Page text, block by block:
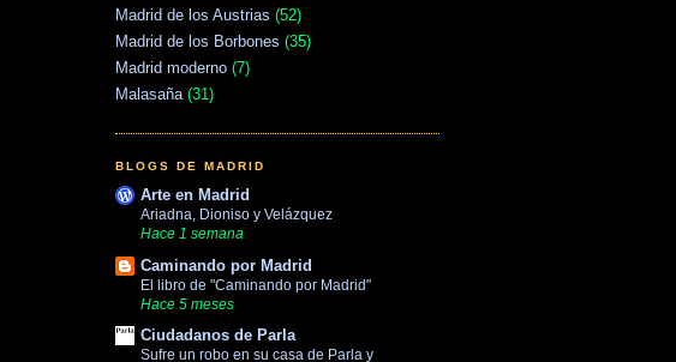
Madrid de los Austrias (52)
Madrid de los Borbones (35)
Madrid moderno (7)
Malasaña (31)
BLOGS DE MADRID
Arte en Madrid
Ariadna, Dioniso y Velázquez
Hace 1 semana
Caminando por Madrid
El libro de "Caminando por Madrid"
Hace 5 meses
Ciudadanos de Parla
Sufre un robo en su casa de Parla y